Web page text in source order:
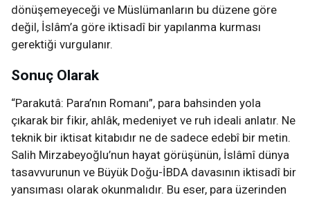
dönüşemeyeceği ve Müslümanların bu düzene göre
değil, İslâm’a göre iktisadî bir yapılanma kurması
gerektiği vurgulanır.
Sonuç Olarak
“Parakutâ: Para’nın Romanı”, para bahsinden yola
çıkarak bir fikir, ahlâk, medeniyet ve ruh ideali anlatır. Ne
teknik bir iktisat kitabıdır ne de sadece edebî bir metin.
Salih Mirzabeyoğlu’nun hayat görüşünün, İslâmî dünya
tasavvurunun ve Büyük Doğu-İBDA davasının iktisadî bir
yansıması olarak okunmalıdır. Bu eser, para üzerinden